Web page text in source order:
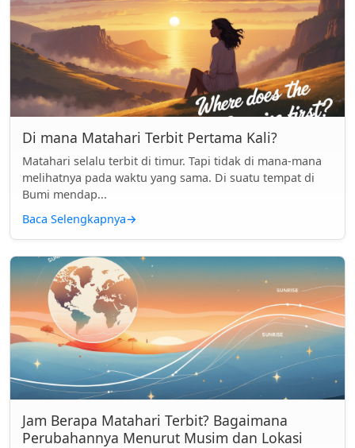
Di mana Matahari Terbit Pertama Kali?
Matahari selalu terbit di timur. Tapi tidak di mana-mana
melihatnya pada waktu yang sama. Di suatu tempat di
Bumi mendap...
Baca Selengkapnya→
Jam Berapa Matahari Terbit? Bagaimana
Perubahannya Menurut Musim dan Lokasi